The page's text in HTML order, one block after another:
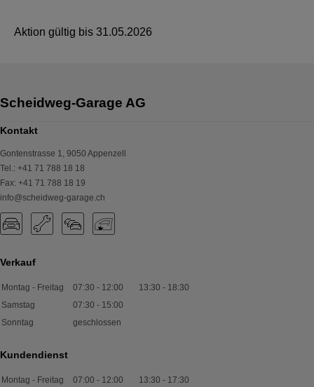
Aktion gültig bis 31.05.2026
Kontakt
Gontenstrasse 1, 9050 Appenzell
Tel.: +41 71 788 18 18
Fax: +41 71 788 18 19
info@scheidweg-garage.ch
Verkauf
Montag - Freitag 07:30 - 12:00 13:30 - 18:30
Samstag
07:30 - 15:00
Sonntag
geschlossen
Kundendienst
Montag - Freitag 07:00 - 12:00 13:30 - 17:30